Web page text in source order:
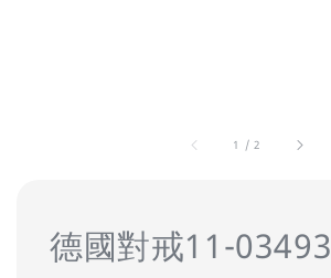
1 /2
德國對戒11-03493